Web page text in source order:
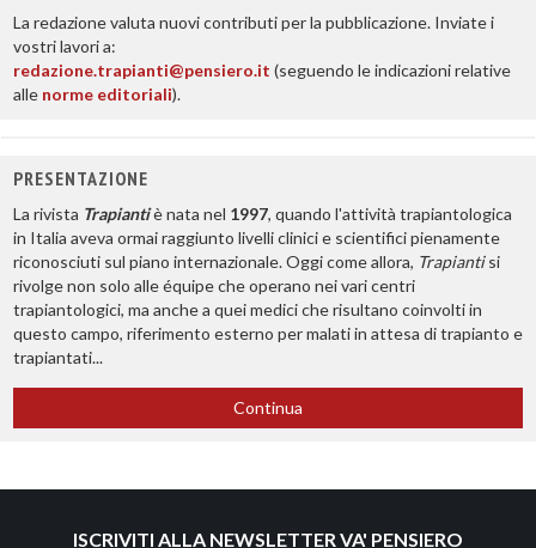
La redazione valuta nuovi contributi per la pubblicazione. Inviate i
vostri lavori a:
redazione.trapianti@pensiero.it (seguendo le indicazioni relative
alle norme editoriali).
PRESENTAZIONE
La rivista Trapiantiè nata nel 1997, quando l'attività trapiantologica
in Italia aveva ormai raggiunto livelli clinici e scientifici pienamente
riconosciuti sul piano internazionale. Oggi come allora, Trapiantisi
rivolge non solo alle équipe che operano nei vari centri
trapiantologici, ma anche a quei medici che risultano coinvolti in
questo campo, riferimento esterno per malati in attesa di trapianto e
trapiantati...
Continua
ISCRIVITI ALLA NEWSLETTER VA' PENSIERO